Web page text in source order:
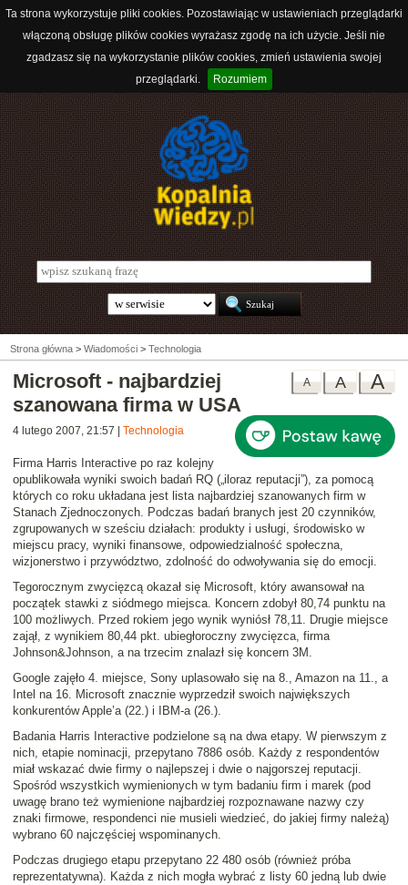
Ta strona wykorzystuje pliki cookies. Pozostawiając w ustawieniach przeglądarki
włączoną obsługę plików cookies wyrażasz zgodę na ich użycie. Jeśli nie
zgadzasz się na wykorzystanie plików cookies, zmień ustawienia swojej
przeglądarki.
Rozumiem
Strona główna > Wiadomości > Technologia
A
A
A
Microsoft - najbardziej
szanowana firma w USA
4 lutego 2007, 21:57 Technologia
Firma Harris Interactive po raz kolejny
opublikowała wyniki swoich badań RQ („iloraz reputacji”), za pomocą
których co roku układana jest lista najbardziej szanowanych firm w
Stanach Zjednoczonych. Podczas badań branych jest 20 czynników,
zgrupowanych w sześciu działach: produkty i usługi, środowisko w
miejscu pracy, wyniki finansowe, odpowiedzialność społeczna,
wizjonerstwo i przywództwo, zdolność do odwoływania się do emocji.
Tegorocznym zwycięzcą okazał się Microsoft, który awansował na
początek stawki z siódmego miejsca. Koncern zdobył 80,74 punktu na
100 możliwych. Przed rokiem jego wynik wyniósł 78,11. Drugie miejsce
zajął, z wynikiem 80,44 pkt. ubiegłoroczny zwycięzca, firma
Johnson&Johnson, a na trzecim znalazł się koncern 3M .
Google zajęło 4. miejsce, Sony uplasowało się na 8., Amazon na 11., a
Intel na 16. Microsoft znacznie wyprzedził swoich największych
konkurentówApple’a(22.) i IBM-a(26.).
Badania Harris Interactive podzielone są na dwa etapy. W pierwszym z
nich, etapie nominacji, przepytano 7886 osób. Każdy z respondentów
miał wskazać dwie firmy o najlepszej i dwie o najgorszej reputacji.
Spośród wszystkich wymienionych w tym badaniu firm i marek (pod
uwagę brano też wymienione najbardziej rozpoznawane nazwy czy
znaki firmowe, respondenci nie musieli wiedzieć, do jakiej firmy należą)
wybrano 60 najczęściej wspominanych.
Podczas drugiego etapu przepytano 22 480 osób (również próba
reprezentatywna). Każda z nich mogła wybrać z listy 60 jedną lub dwie